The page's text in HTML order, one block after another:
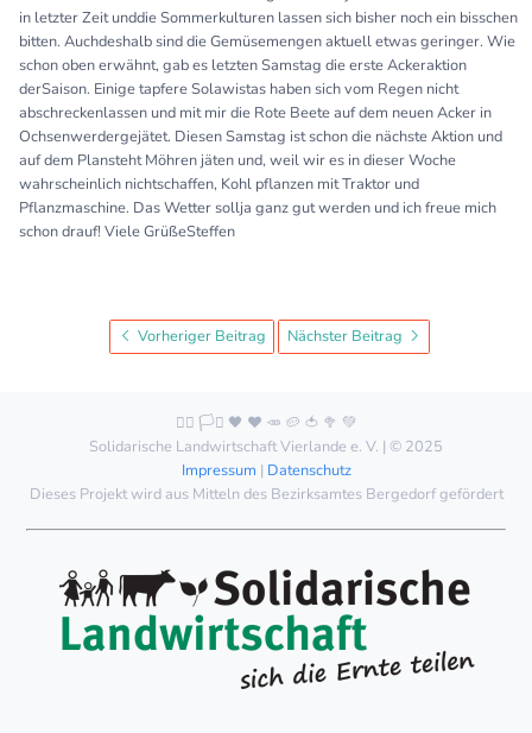
in letzter Zeit unddie Sommerkulturen lassen sich bisher noch ein bisschen
bitten. Auchdeshalb sind die Gemüsemengen aktuell etwas geringer. Wie
schon oben erwähnt, gab es letzten Samstag die erste Ackeraktion
derSaison. Einige tapfere Solawistas haben sich vom Regen nicht
abschreckenlassen und mit mir die Rote Beete auf dem neuen Acker in
Ochsenwerdergejätet. Diesen Samstag ist schon die nächste Aktion und
auf dem Plansteht Möhren jäten und, weil wir es in dieser Woche
wahrscheinlich nichtschaffen, Kohl pflanzen mit Traktor und
Pflanzmaschine. Das Wetter sollja ganz gut werden und ich freue mich
schon drauf! Viele GrüßeSteffen
Vorheriger Beitrag Nächster Beitrag
🏳️‍🌈 🏳️‍⚧️ 🖤 ❤️ 🥕 🥔 🍅 🥦 💚
Solidarische Landwirtschaft Vierlande e. V. | © 2025
Impressum | Datenschutz
Dieses Projekt wird aus Mitteln des Bezirksamtes Bergedorf gefördert